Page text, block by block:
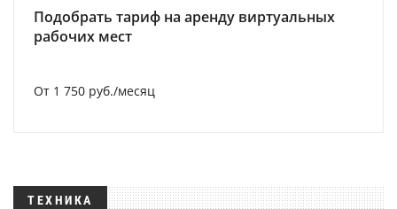
Подобрать тариф на аренду виртуальных
рабочих мест
От 1 750 руб./месяц
ТЕХНИКА